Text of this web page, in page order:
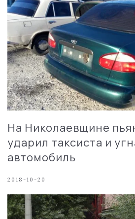
На Николаевщине
ударил таксиста и
автомобиль
2018-10-20